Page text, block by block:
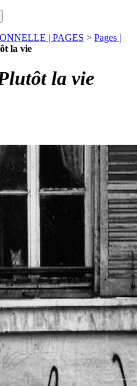
| PAGES > Pages |
la vie
la vie